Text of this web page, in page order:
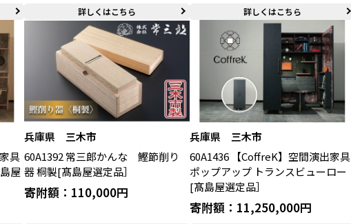
詳しくはこちら 詳しくはこちら
具
屋
兵庫県 三木市
60A1392 常三郎かんな 鰹節削り
器 桐製[髙島屋選定品］
寄附額：110,000円
兵庫県 三木市
60A1436 【CoffreK】空間演出家具
ポップアップ トランスビューロー
[髙島屋選定品］
寄附額：11,250,000円